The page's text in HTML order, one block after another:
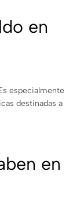
en
especialmente
destinadas a
en